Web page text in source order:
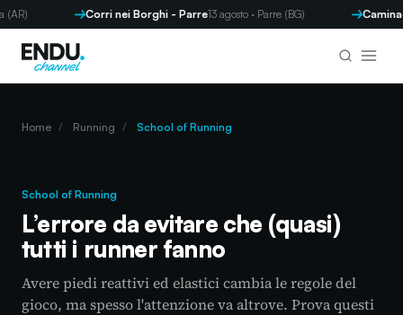
Corri nei Borghi - Parre13 agosto · Parre (BG) Caminada
Home / Running / School of Running
School of Running
L’errore da evitare che (quasi)
tutti i runner fanno
Avere piedi reattivi ed elastici cambia le regole del
gioco, ma spesso l'attenzione va altrove. Prova questi